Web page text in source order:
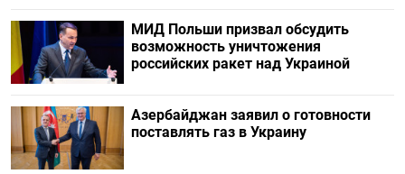
МИД Польши призвал обсудить
возможность уничтожения
российских ракет над Украиной
Азербайджан заявил о готовности
поставлять газ в Украину